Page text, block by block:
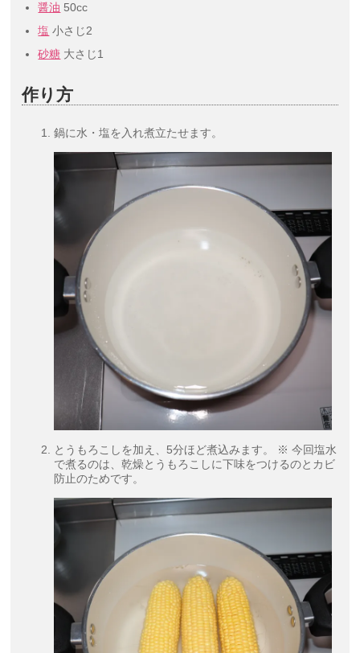
醤油 50cc
塩 小さじ2
砂糖 大さじ1
作り方
鍋に水・塩を入れ煮立たせます。
とうもろこしを加え、5分ほど煮込みます。 ※ 今回塩水
で煮るのは、乾燥とうもろこしに下味をつけるのとカビ
防止のためです。